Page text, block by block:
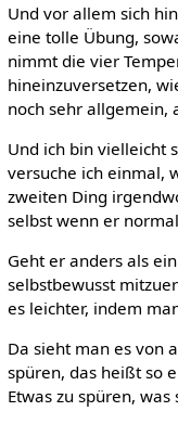
Und vor allem sich
eine tolle Übung,
nimmt die vier
hineinzuversetzen,
noch sehr allgemein,
Und ich bin vielleicht
versuche ich einmal,
zweiten Ding
selbst wenn er
Geht er anders als
selbstbewusst
es leichter, indem
Da sieht man es von
spüren, das heißt so
Etwas zu spüren,